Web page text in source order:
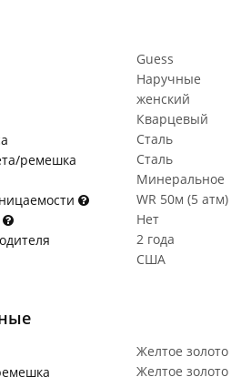
Guess
Наручные
женский
Кварцевый
Сталь
ремешка
Сталь
Минеральное
WR 50м (5 атм)
Нет
2 года
США
Желтое золото
Желтое золото